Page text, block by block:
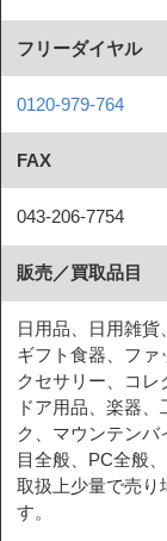
フリーダイヤル
0120-979-764
FAX
043-206-7754
販売／買取品目
日用品、日用雑貨
ギフト食器、ファ
クセサリー、コレ
ドア用品、楽器
ク、マウンテン
目全般、PC全般
取扱上少量で売り
す。